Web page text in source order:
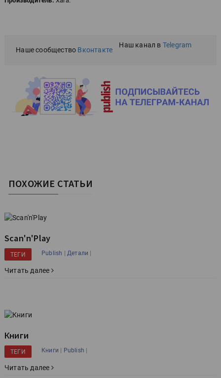
Наше сообщество Вконтакте
Наш канал в Telegram
ПОХОЖИЕ СТАТЬИ
Scan'n'Play
ТЕГИ Publish |Детали |
Читать далее
Книги
ТЕГИ Книги | Publish |
Читать далее